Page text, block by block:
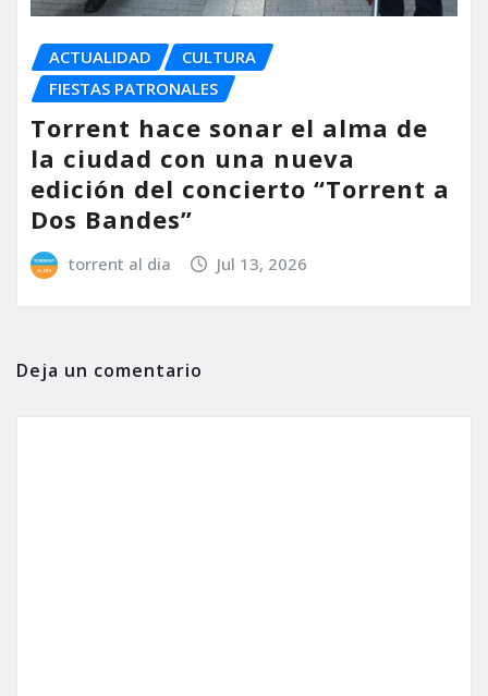
ACTUALIDAD
CULTURA
FIESTAS PATRONALES
Torrent hace sonar el alma de
la ciudad con una nueva
edición del concierto “Torrent a
Dos Bandes”
torrent al dia Jul 13, 2026
Deja un comentario